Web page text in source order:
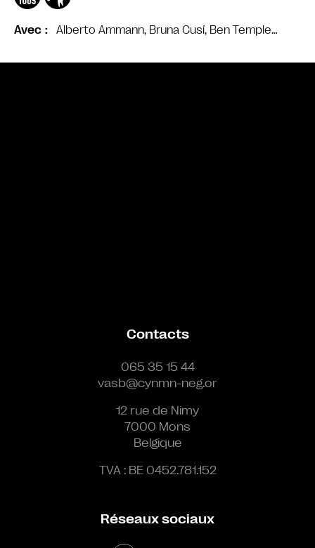
Avec Alberto Ammann, Bruna Cusí, Ben Temple…
Contacts
065 35 15 44
vasb@cynmn-neg.or
12 rue de Nimy
7000 Mons
Belgique
TVA : BE 0452.781.152
Réseaux sociaux